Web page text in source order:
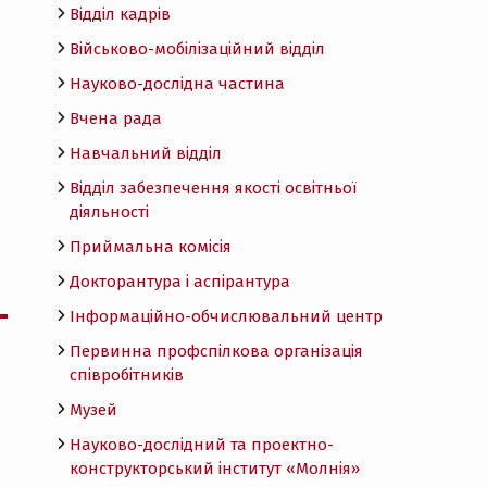
Відділ кадрів
Військово-мобілізаційний відділ
Науково-дослідна частина
Вчена рада
Навчальний відділ
Відділ забезпечення якості освітньої
діяльності
Приймальна комісія
Докторантура і аспірантура
Інформаційно-обчислювальний центр
Первинна профспілкова організація
співробітників
Музей
Науково-дослідний та проектно-
конструкторський інститут «Молнія»